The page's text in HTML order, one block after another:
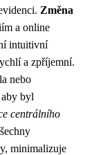
Změna
a online
intuitivní
a zpříjemní.
nebo
byl
centrálního
minimalizuje